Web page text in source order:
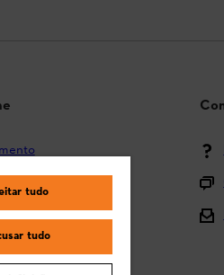
tudo
tudo